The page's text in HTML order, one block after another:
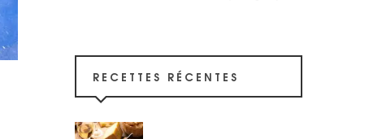
RECETTES RÉCENTES